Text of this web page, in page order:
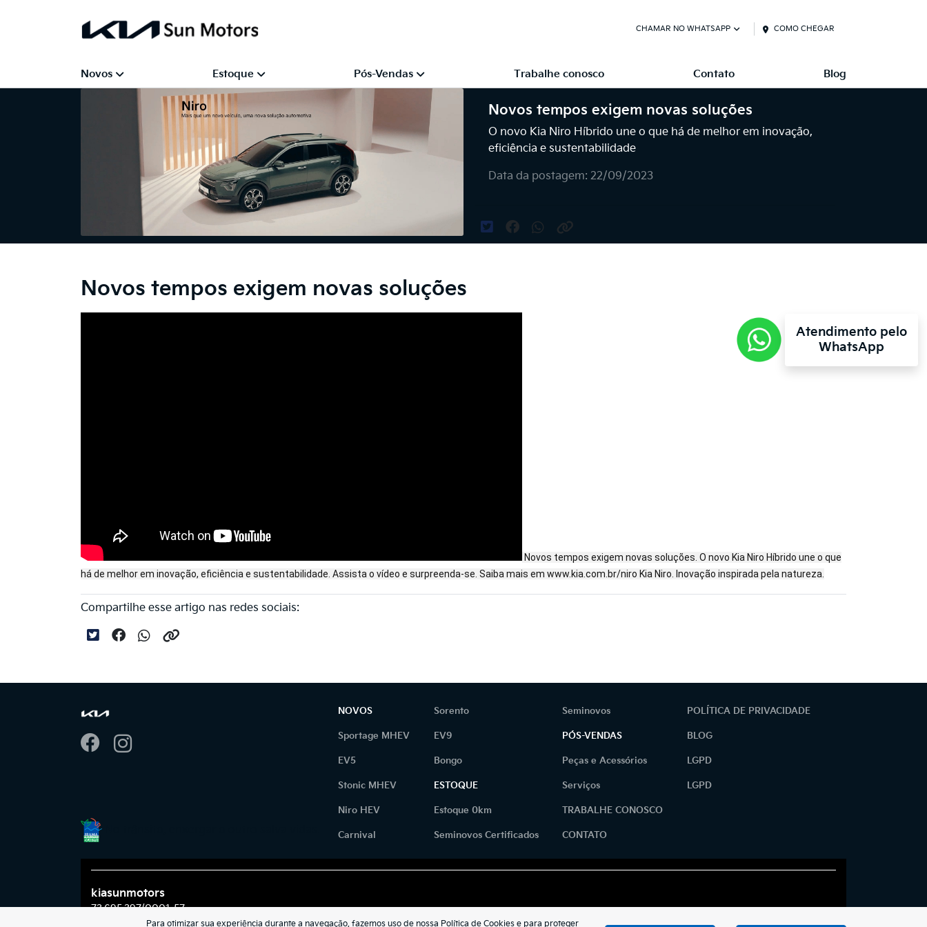
CHAMAR NO WHATSAPP COMO CHEGAR
Novos Estoque Pós-Vendas Trabalhe conosco Contato Blog
Novos tempos exigem novas soluções
O novo Kia Niro Híbrido une o que há de melhor em inovação,
eficiência e sustentabilidade
Data da postagem: 22/09/2023
Novos tempos exigem novas soluções
Novos tempos exigem novas soluções. O novo Kia Niro Híbrido une o que
há de melhor em inovação, eficiência e sustentabilidade. Assista o vídeo e surpreenda-se. Saiba mais em www.kia.com.br/niro Kia Niro. Inovação inspirada pela natureza.
Compartilhe esse artigo nas redes sociais:
NOVOS
Sportage MHEV
EV5
Stonic MHEV
Niro HEV
Carnival
Sorento
EV9
Bongo
ESTOQUE
Estoque 0km
Seminovos Certificados
Seminovos
PÓS-VENDAS
Peças e Acessórios
Serviços
TRABALHE CONOSCO
CONTATO
POLÍTICA DE PRIVACIDADE
BLOG
LGPD
LGPD
kiasunmotors
73.695.397/0001-57
Atendimento pelo
WhatsApp
Para otimizar sua experiência durante a navegação, fazemos uso de nossa Política de Cookies e para proteger